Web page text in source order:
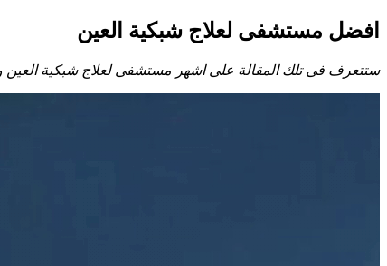
افضل مستشفى لعلاج شبكية العين
ستتعرف فى تلك المقالة على اشهر مستشفى لعلاج شبكية العين